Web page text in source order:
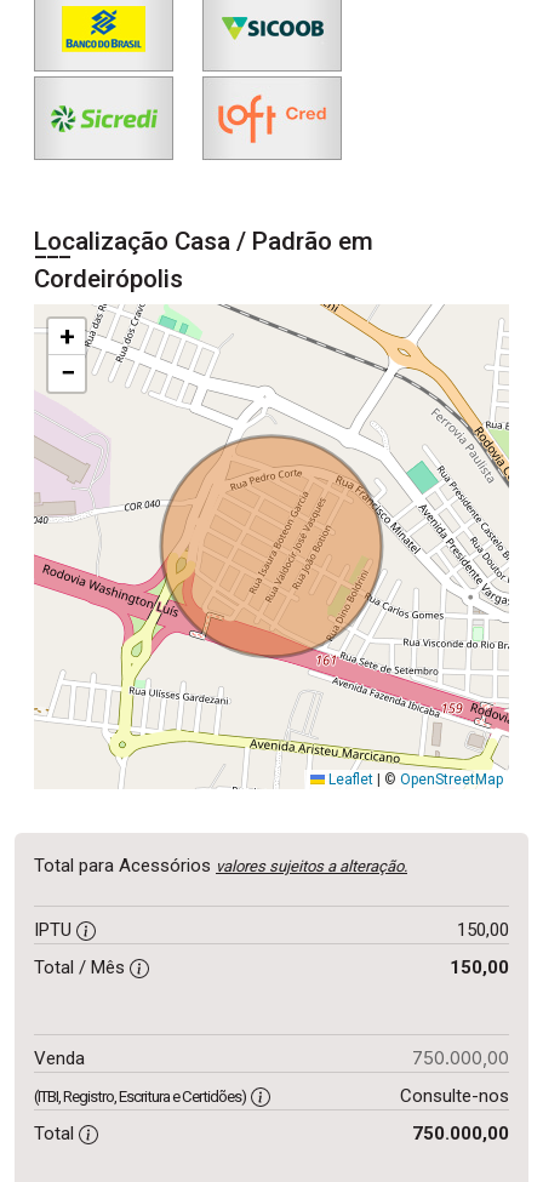
Localização Casa / Padrão em
Cordeirópolis
+
−
Leaflet © OpenStreetMap
Total para Acessórios valores sujeitos a alteração.
IPTU
150,00
Total / Mês
150,00
Venda 750.000,00
(ITBI, Registro, Escritura e Certidões)
Consulte-nos
Total
750.000,00